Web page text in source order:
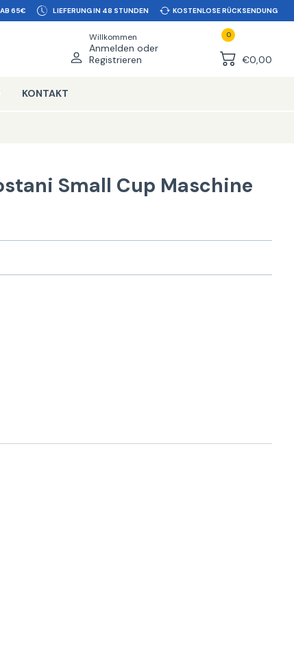
AB 65€ LIEFERUNG IN 48 STUNDEN KOSTENLOSE RÜCKSENDUNG
Willkommen
Anmelden oder
Registrieren
0
€0,00
KONTAKT
Small Cup Maschine